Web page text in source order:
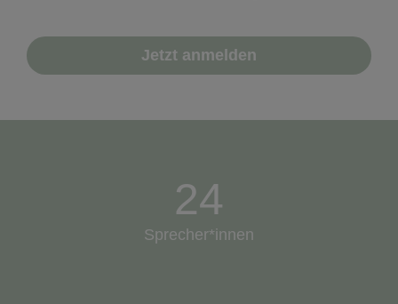
Jetzt anmelden
24
Sprecher*innen